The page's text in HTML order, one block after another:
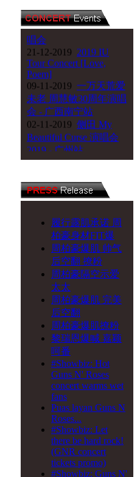
漫长夜》20周年巡回演
唱会
21-12-2019
Tour Concert [Love,
Poem]
09-11-2019
未老 周慧敏30周年演唱
会 - 广西南宁站
02-11-2019 侧田 My
Beautiful Curse 演唱会
2019 - 广州站
2019 - 悉尼站
06-09-2019 王力宏《唯
24-08-2019 侧田 My
Beautiful Curse 演唱会
2019 - 中山站
27-07-2019 一萬天荒愛
未老 周慧敏30週年演唱
29-06-2019 一万天荒爱
未老 周慧敏30周年演唱
会 - 广州站
履行露肌承诺 周
柏豪身材FIT爆
周柏豪爆肌 帅气
后空翻 撩粉
周柏豪隔空示爱
太太
周柏豪爆肌 完美
后空翻
周柏豪爆肌撩粉
黎瑞恩爆喊 嘉颖
呵番
#Showbiz: Hot
Guns N' Roses
concert warms wet
fans
Puas layan Guns N
Roses...
#Showbiz: Let
there be hard rock!
(GNR concert
tickets promo)
#Showbiz: Guns N'